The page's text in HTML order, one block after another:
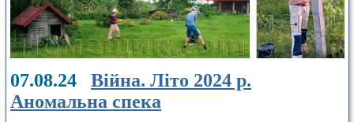
07.08.24 Війна. Літо 2024 р.
Аномальна спека